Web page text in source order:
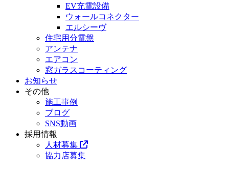
EV充電設備
ウォールコネクター
エルシーヴ
住宅用分電盤
アンテナ
エアコン
窓ガラスコーティング
お知らせ
その他
施工事例
ブログ
SNS動画
採用情報
人材募集
協力店募集